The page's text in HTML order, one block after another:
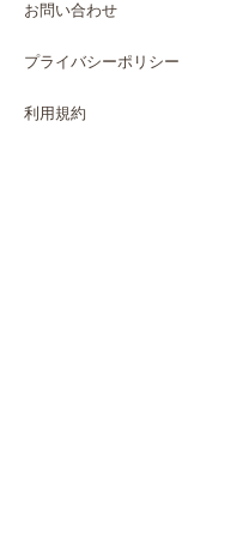
お問い合わせ
プライバシーポリシー
利用規約